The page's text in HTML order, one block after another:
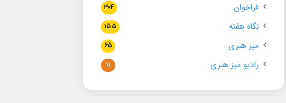
فراخوان ۳۰۴
نگاه هفته ۱۵۵
میز هنری ۶۵
رادیو میز هنری ۱۱